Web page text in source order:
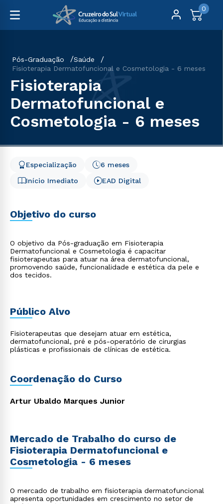
0
Pós-Graduação
Saúde
Fisioterapia Dermatofuncional e Cosmetologia - 6 meses
Fisioterapia
Dermatofuncional e
Cosmetologia - 6 meses
Início Imediato
6 meses
Especialização
EAD Digital
Objetivo do curso
O objetivo da Pós-graduação em Fisioterapia
Dermatofuncional e Cosmetologia é capacitar
fisioterapeutas para atuar na área dermatofuncional,
promovendo saúde, funcionalidade e estética da pele e
dos tecidos.
Público Alvo
Fisioterapeutas que desejam atuar em estética,
dermatofuncional, pré e pós-operatório de cirurgias
plásticas e profissionais de clínicas de estética.
Coordenação do Curso
Artur Ubaldo Marques Junior
Mercado de Trabalho do curso de
Fisioterapia Dermatofuncional e
Cosmetologia - 6 meses
O mercado de trabalho em fisioterapia dermatofuncional
apresenta oportunidades em crescimento no setor de